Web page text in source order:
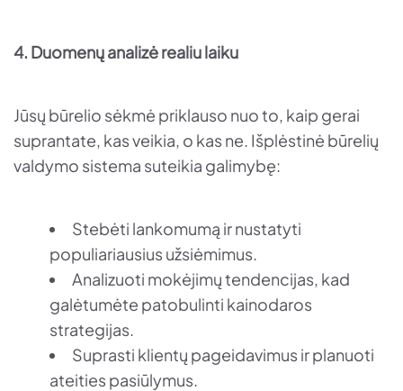
4. Duomenų analizė realiu laiku
Jūsų būrelio sėkmė priklauso nuo to, kaip gerai
suprantate, kas veikia, o kas ne. Išplėstinė būrelių
valdymo sistema suteikia galimybę:
Stebėti lankomumą ir nustatyti
populiariausius užsiėmimus.
Analizuoti mokėjimų tendencijas, kad
galėtumėte patobulinti kainodaros
strategijas.
Suprasti klientų pageidavimus ir planuoti
ateities pasiūlymus.